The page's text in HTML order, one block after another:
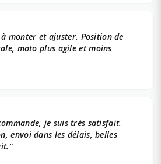
monter et ajuster. Position de
moto plus agile et moins
je suis très satisfait.
envoi dans les délais, belles